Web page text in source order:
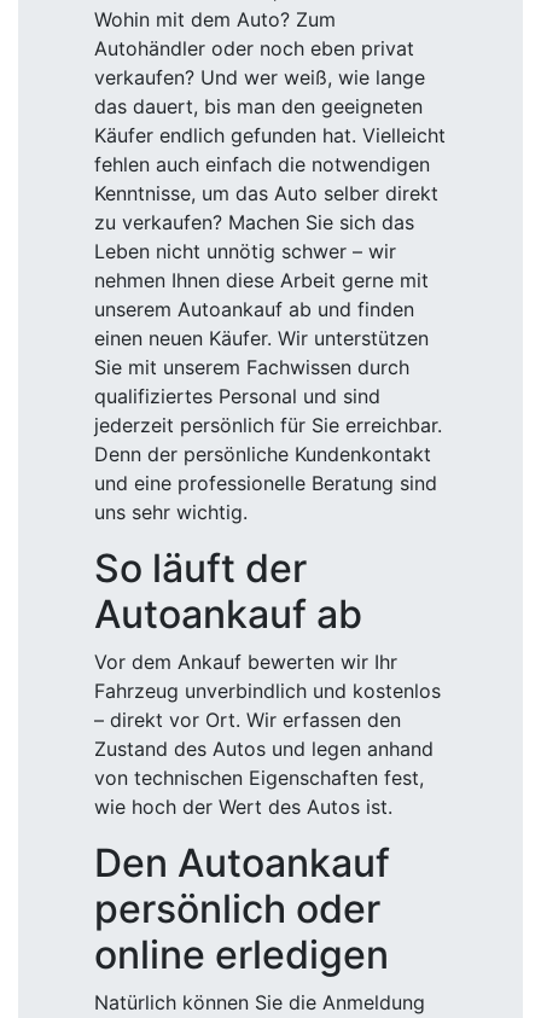
Wohin mit dem Auto? Zum
Autohändler oder noch eben privat
verkaufen? Und wer weiß, wie lange
das dauert, bis man den geeigneten
Käufer endlich gefunden hat. Vielleicht
fehlen auch einfach die notwendigen
Kenntnisse, um das Auto selber direkt
zu verkaufen? Machen Sie sich das
Leben nicht unnötig schwer – wir
nehmen Ihnen diese Arbeit gerne mit
unserem Autoankauf ab und finden
einen neuen Käufer. Wir unterstützen
Sie mit unserem Fachwissen durch
qualifiziertes Personal und sind
jederzeit persönlich für Sie erreichbar.
Denn der persönliche Kundenkontakt
und eine professionelle Beratung sind
uns sehr wichtig.
So läuft der
Autoankauf ab
Vor dem Ankauf bewerten wir Ihr
Fahrzeug unverbindlich und kostenlos
– direkt vor Ort. Wir erfassen den
Zustand des Autos und legen anhand
von technischen Eigenschaften fest,
wie hoch der Wert des Autos ist.
Den Autoankauf
persönlich oder
online erledigen
Natürlich können Sie die Anmeldung